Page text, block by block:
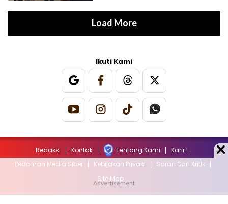
Load More
Ikuti Kami
Redaksi Kontak Tentang Kami
Karir
Pedoman Media Siber
Kebijakan Privasi
Saran Dan Kritik
Site Map